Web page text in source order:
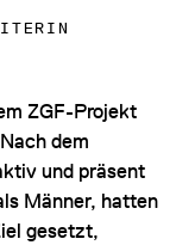
ZGF-Projekt
dem
und präsent
Männer, hatten
gesetzt,